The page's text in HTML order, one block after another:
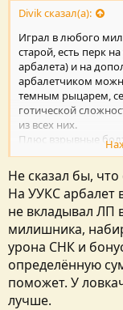
Divik сказал(а):
Играл в любого
старой, есть перк
арбалета) и на
арбалетчиком
темным рыцарем,
готической
из всех них.
Плюс взрывные
У охотника на
очень сильные -
слабые
ответов. Нет,
суперсильные
арбалетчики.
Не сказал бы,
На УУКС арбалет
не вкладывал ЛП
милишника,
урона СНК и
определённую
поможет. У
лучше.